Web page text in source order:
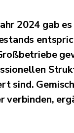
2024 gab
sind.
verbinden,